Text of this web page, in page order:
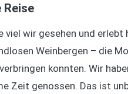
Reise
wir gesehen und
Weinbergen – die
konnten. Wir
Zeit genossen. Das ist